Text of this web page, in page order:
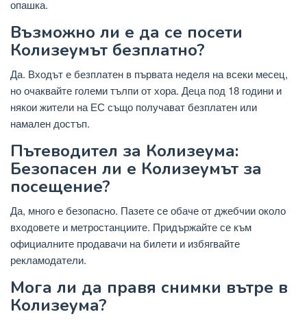
опашка.
Възможно ли е да се посети
Колизеумът безплатно?
Да. Входът е безплатен в първата неделя на всеки месец,
но очаквайте големи тълпи от хора. Деца под 18 години и
някои жители на ЕС също получават безплатен или
намален достъп.
Пътеводител за Колизеума:
Безопасен ли е Колизеумът за
посещение?
Да, много е безопасно. Пазете се обаче от джебчии около
входовете и метростанциите. Придържайте се към
официалните продавачи на билети и избягвайте
рекламодатели.
Мога ли да правя снимки вътре в
Колизеума?